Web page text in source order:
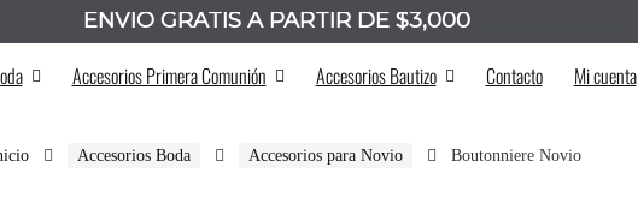
ENVÍO GRATIS A PARTIR DE $3,000
Accesorios Primera Comunión Accesorios Bautizo Contacto Mi cuenta
Accesorios Boda Accesorios para Novio Boutonniere Novio